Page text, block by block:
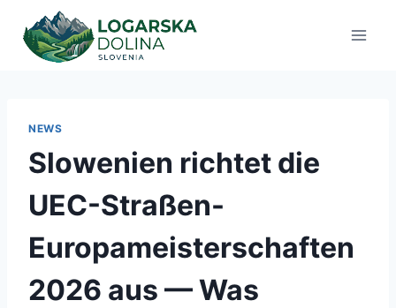
Inhalt
springen
NEWS
Slowenien richtet die
UEC-Straßen-
Europameisterschaften
2026 aus — Was